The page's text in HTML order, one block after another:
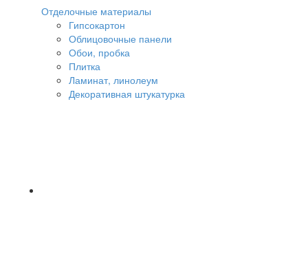
Отделочные материалы
Гипсокартон
Облицовочные панели
Обои, пробка
Плитка
Ламинат, линолеум
Декоративная штукатурка